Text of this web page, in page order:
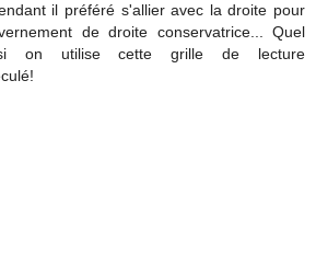
il préféré s'allier avec la droite pour
de droite conservatrice... Quel
si on utilise cette grille de lecture